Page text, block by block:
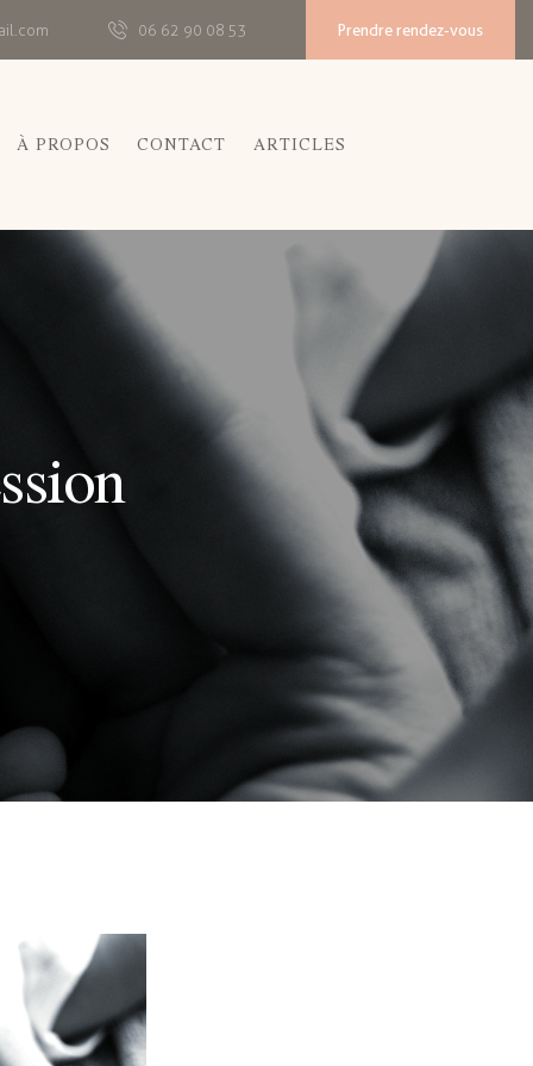
06 62 90 08 53 Prendre rendez-vous
À PROPOS CONTACT ARTICLES